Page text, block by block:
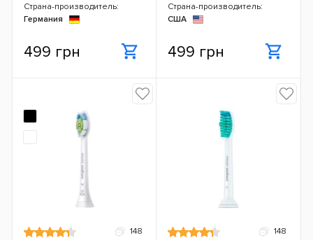
Страна-производитель:
Германия
499 грн
Страна-производитель:
США
499 грн
148 148